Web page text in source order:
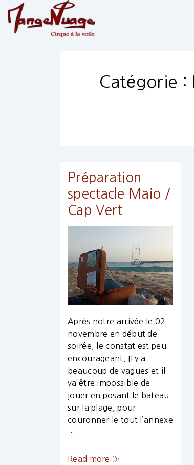
passer
Catégorie :
Préparation
spectacle Maio /
Cap Vert
Après notre arrivée le 02
novembre en début de
soirée, le constat est peu
encourageant. Il y a
beaucoup de vagues et il
va être impossible de
jouer en posant le bateau
sur la plage, pour
couronner le tout l’annexe
…
Préparation
Read more »